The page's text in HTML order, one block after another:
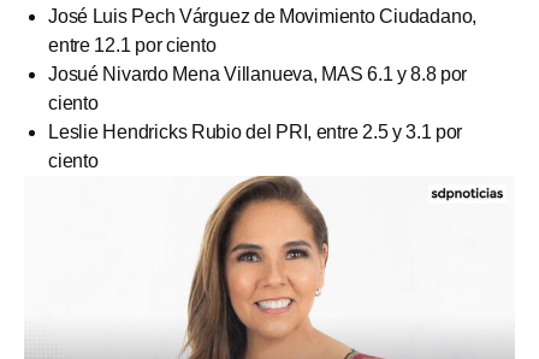
José Luis Pech Várguez de Movimiento Ciudadano,
entre 12.1 por ciento
Josué Nivardo Mena Villanueva, MAS 6.1 y 8.8 por
ciento
Leslie Hendricks Rubio del PRI, entre 2.5 y 3.1 por
ciento